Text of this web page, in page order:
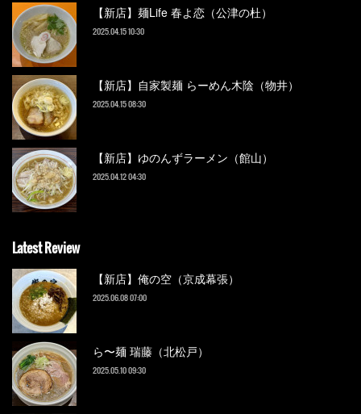
【新店】麺Life 春よ恋（公津の杜）
2025.04.15 10:30
【新店】自家製麺 らーめん木陰（物井）
2025.04.15 08:30
【新店】ゆのんずラーメン（館山）
2025.04.12 04:30
Latest Review
【新店】俺の空（京成幕張）
2025.06.08 07:00
ら〜麺 瑞藤（北松戸）
2025.05.10 09:30